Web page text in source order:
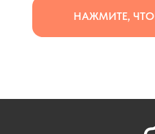
НАЖМИТЕ,